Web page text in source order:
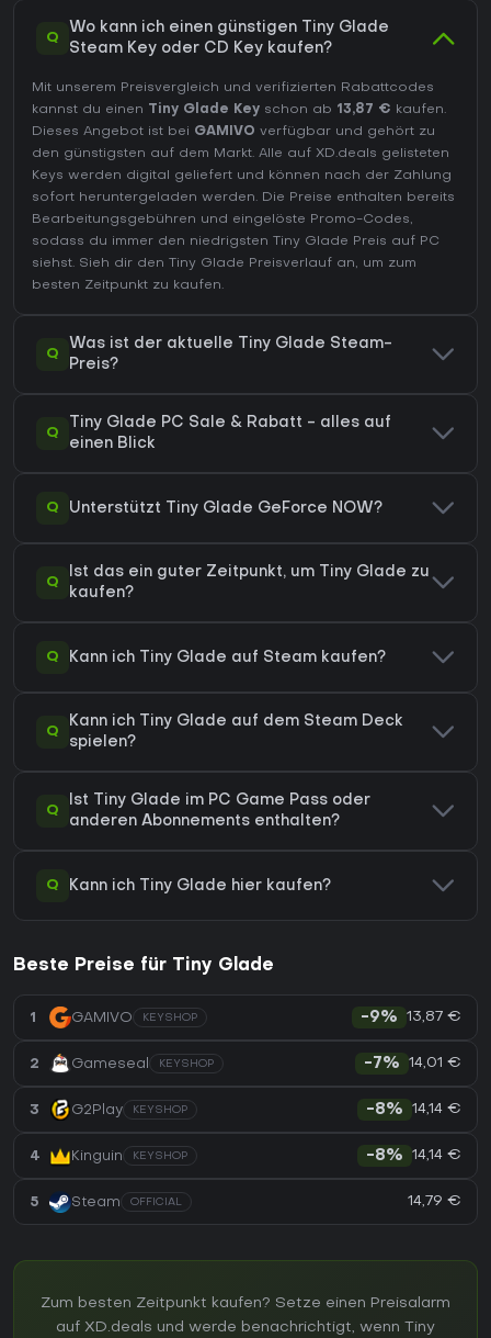
Q
Wo kann ich einen günstigen Tiny Glade
Steam Key oder CD Key kaufen?
Mit unserem Preisvergleich und verifizierten Rabattcodes
kannst du einen
Tiny Glade Key schon ab 13,87 € kaufen.
Dieses Angebot ist bei GAMIVO verfügbar und gehört zu
den günstigsten auf dem Markt. Alle auf XD.deals gelisteten
Keys werden digital geliefert und können nach der Zahlung
sofort heruntergeladen werden. Die Preise enthalten bereits
Bearbeitungsgebühren und eingelöste Promo-Codes,
sodass du immer den niedrigsten Tiny Glade Preis auf PC
siehst. Sieh dir den
Tiny Glade Preisverlauf an, um zum
besten Zeitpunkt zu kaufen.
Q
Was ist der aktuelle Tiny Glade Steam-
Preis?
Q
Tiny Glade PC Sale & Rabatt - alles auf
einen Blick
Q Unterstützt Tiny Glade GeForce NOW?
Q
Ist das ein guter Zeitpunkt, um Tiny Glade zu
kaufen?
Q Kann ich Tiny Glade auf Steam kaufen?
Q
Kann ich Tiny Glade auf dem Steam Deck
spielen?
Q
Ist Tiny Glade im PC Game Pass oder
anderen Abonnements enthalten?
Q Kann ich Tiny Glade hier kaufen?
Beste Preise für Tiny Glade
1 GAMIVO KEYSHOP -9% 13,87 €
2 Gameseal KEYSHOP -7% 14,01 €
3 G2Play KEYSHOP -8% 14,14 €
4 Kinguin KEYSHOP -8% 14,14 €
5 Steam OFFICIAL 14,79 €
Zum besten Zeitpunkt kaufen? Setze einen Preisalarm
auf XD.deals und werde benachrichtigt, wenn Tiny